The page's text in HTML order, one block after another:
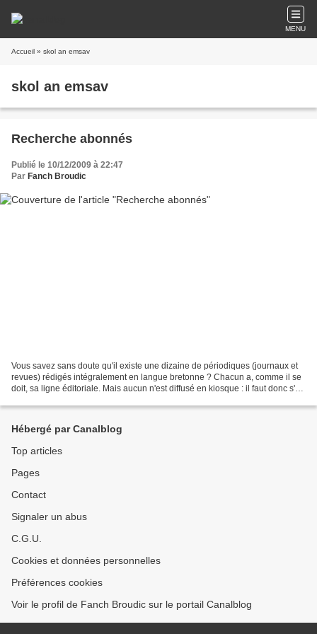
MENU
Accueil » skol an emsav
skol an emsav
Recherche abonnés
Publié le 10/12/2009 à 22:47
Par Fanch Broudic
Vous savez sans doute qu'il existe une dizaine de périodiques (journaux et
revues) rédigés intégralement en langue bretonne ? Chacun a, comme il se
doit, sa ligne éditoriale. Mais aucun n'est diffusé en kiosque : il faut donc s'y
Hébergé par Canalblog
Top articles
Pages
Contact
Signaler un abus
C.G.U.
Cookies et données personnelles
Préférences cookies
Voir le profil de Fanch Broudic sur le portail Canalblog